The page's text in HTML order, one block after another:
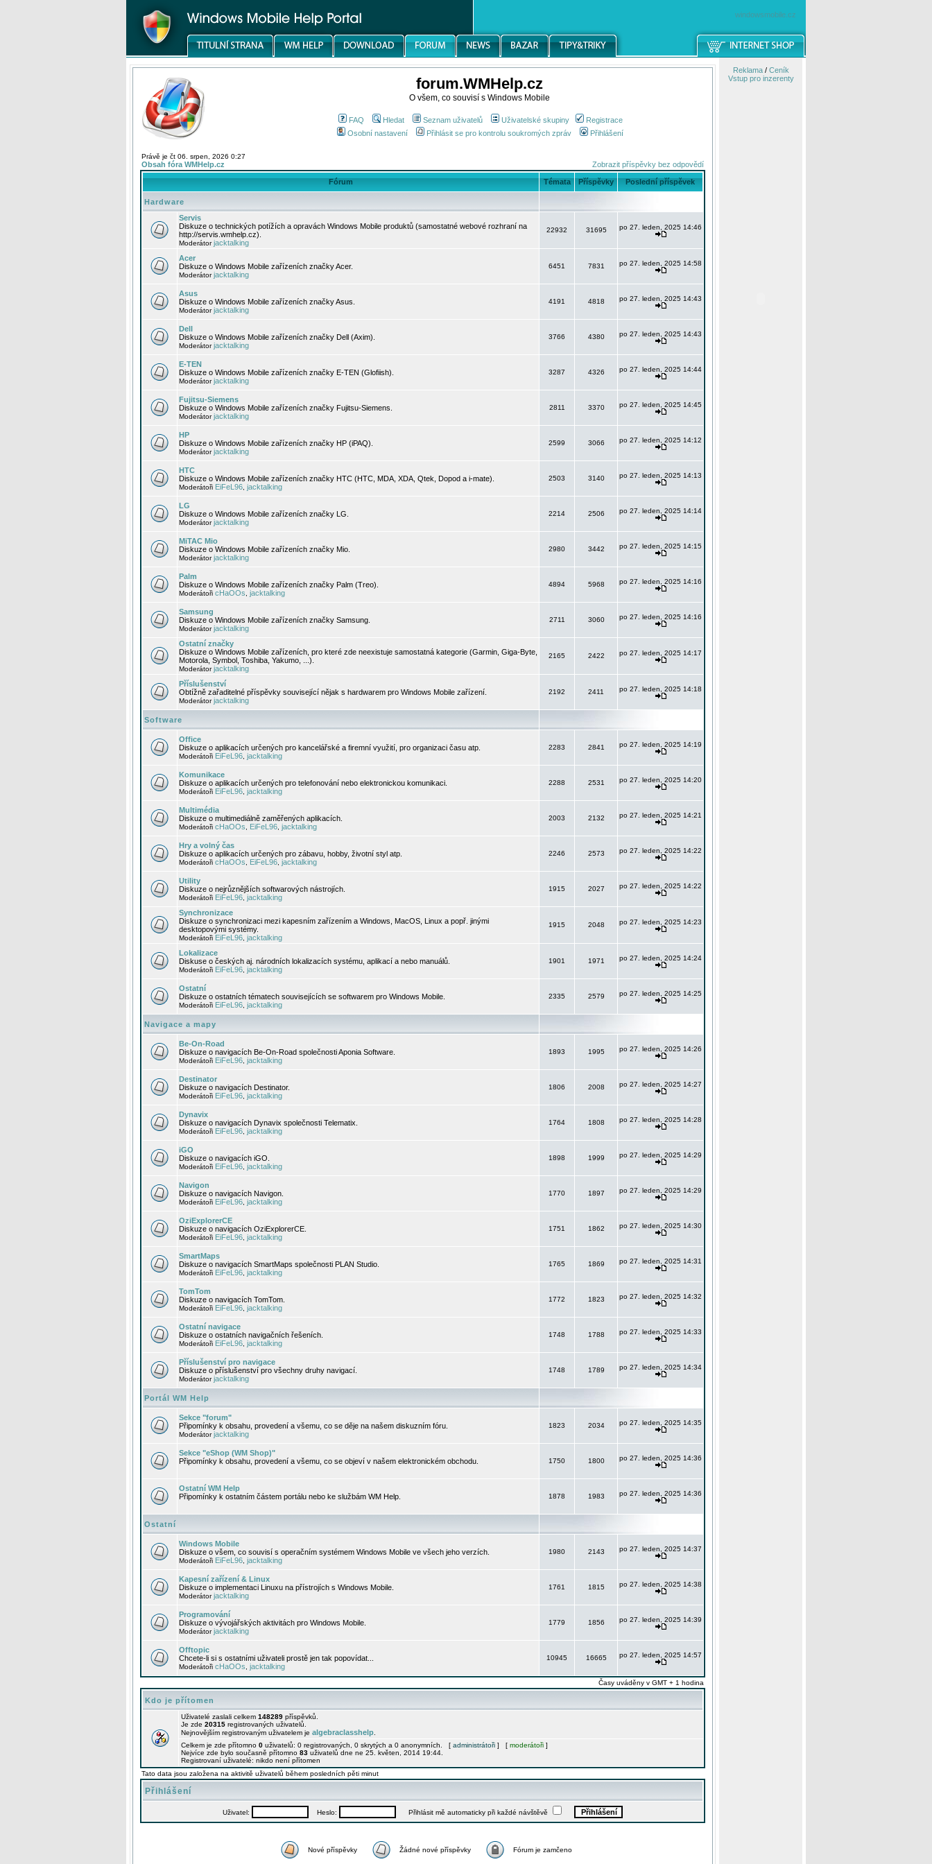
windowsmobile.cz
forum.WMHelp.cz
O všem, co souvisí s Windows Mobile
FAQ Hledat Seznam uživatelů Uživatelské skupiny
Registrace
Osobní nastavení
Přihlásit se pro kontrolu soukromých zpráv Přihlášení
Právě je čt 06. srpen, 2026 0:27
Obsah fóra WMHelp.cz Zobrazit příspěvky bez odpovědí
Fórum Témata Příspěvky Poslední příspěvek
Hardware
Servis
Diskuze o technických potížích a opravách Windows Mobile produktů (samostatné webové rozhraní na
http://servis.wmhelp.cz).
Moderátorjacktalking
22932 31695 po 27. leden, 2025 14:46
Acer
Diskuze o Windows Mobile zařízeních značky Acer.
Moderátorjacktalking
6451 7831 po 27. leden, 2025 14:58
Asus
Diskuze o Windows Mobile zařízeních značky Asus.
Moderátorjacktalking
4191 4818 po 27. leden, 2025 14:43
Dell
Diskuze o Windows Mobile zařízeních značky Dell (Axim).
Moderátorjacktalking
3766 4380 po 27. leden, 2025 14:43
E-TEN
Diskuze o Windows Mobile zařízeních značky E-TEN (Glofiish).
Moderátorjacktalking
3287 4326 po 27. leden, 2025 14:44
Fujitsu-Siemens
Diskuze o Windows Mobile zařízeních značky Fujitsu-Siemens.
Moderátorjacktalking
2811 3370 po 27. leden, 2025 14:45
HP
Diskuze o Windows Mobile zařízeních značky HP (iPAQ).
Moderátorjacktalking
2599 3066 po 27. leden, 2025 14:12
HTC
Diskuze o Windows Mobile zařízeních značky HTC (HTC, MDA, XDA, Qtek, Dopod a i-mate).
Moderátoři EiFeL96 jacktalking
2503 3140 po 27. leden, 2025 14:13
LG
Diskuze o Windows Mobile zařízeních značky LG.
Moderátorjacktalking
2214 2506 po 27. leden, 2025 14:14
MiTAC Mio
Diskuze o Windows Mobile zařízeních značky Mio.
Moderátorjacktalking
2980 3442 po 27. leden, 2025 14:15
Palm
Diskuze o Windows Mobile zařízeních značky Palm (Treo).
Moderátoři cHaOOs jacktalking
4894 5968 po 27. leden, 2025 14:16
Samsung
Diskuze o Windows Mobile zařízeních značky Samsung.
Moderátorjacktalking
2711 3060 po 27. leden, 2025 14:16
Ostatní značky
Diskuze o Windows Mobile zařízeních, pro které zde neexistuje samostatná kategorie (Garmin, Giga-Byte,
Motorola, Symbol, Toshiba, Yakumo, ...).
Moderátorjacktalking
2165 2422 po 27. leden, 2025 14:17
Příslušenství
Obtížně zařaditelné příspěvky související nějak s hardwarem pro Windows Mobile zařízení.
Moderátorjacktalking
2192 2411 po 27. leden, 2025 14:18
Software
Office
Diskuze o aplikacích určených pro kancelářské a firemní využití, pro organizaci času atp.
Moderátoři EiFeL96 jacktalking
2283 2841 po 27. leden, 2025 14:19
Komunikace
Diskuze o aplikacích určených pro telefonování nebo elektronickou komunikaci.
Moderátoři EiFeL96 jacktalking
2288 2531 po 27. leden, 2025 14:20
Multimédia
Diskuze o multimediálně zaměřených aplikacích.
Moderátoři cHaOOs EiFeL96 jacktalking
2003 2132 po 27. leden, 2025 14:21
Hry a volný čas
Diskuze o aplikacích určených pro zábavu, hobby, životní styl atp.
Moderátoři cHaOOs EiFeL96 jacktalking
2246 2573 po 27. leden, 2025 14:22
Utility
Diskuze o nejrůznějších softwarových nástrojích.
Moderátoři EiFeL96 jacktalking
1915 2027 po 27. leden, 2025 14:22
Synchronizace
Diskuze o synchronizaci mezi kapesním zařízením a Windows, MacOS, Linux a popř. jinými
desktopovými systémy.
Moderátoři EiFeL96 jacktalking
1915 2048 po 27. leden, 2025 14:23
Lokalizace
Diskuse o českých aj. národních lokalizacích systému, aplikací a nebo manuálů.
Moderátoři EiFeL96 jacktalking
1901 1971 po 27. leden, 2025 14:24
Ostatní
Diskuze o ostatních tématech souvisejících se softwarem pro Windows Mobile.
Moderátoři EiFeL96 jacktalking
2335 2579 po 27. leden, 2025 14:25
Navigace a mapy
Be-On-Road
Diskuze o navigacích Be-On-Road společnosti Aponia Software.
Moderátoři EiFeL96 jacktalking
1893 1995 po 27. leden, 2025 14:26
Destinator
Diskuze o navigacích Destinator.
Moderátoři EiFeL96 jacktalking
1806 2008 po 27. leden, 2025 14:27
Dynavix
Diskuze o navigacích Dynavix společnosti Telematix.
Moderátoři EiFeL96 jacktalking
1764 1808 po 27. leden, 2025 14:28
iGO
Diskuze o navigacích iGO.
Moderátoři EiFeL96 jacktalking
1898 1999 po 27. leden, 2025 14:29
Navigon
Diskuze o navigacích Navigon.
Moderátoři EiFeL96 jacktalking
1770 1897 po 27. leden, 2025 14:29
OziExplorerCE
Diskuze o navigacích OziExplorerCE.
Moderátoři EiFeL96 jacktalking
1751 1862 po 27. leden, 2025 14:30
SmartMaps
Diskuze o navigacích SmartMaps společnosti PLAN Studio.
Moderátoři EiFeL96 jacktalking
1765 1869 po 27. leden, 2025 14:31
TomTom
Diskuze o navigacích TomTom.
Moderátoři EiFeL96 jacktalking
1772 1823 po 27. leden, 2025 14:32
Ostatní navigace
Diskuze o ostatních navigačních řešeních.
Moderátoři EiFeL96 jacktalking
1748 1788 po 27. leden, 2025 14:33
Příslušenství pro navigace
Diskuze o příslušenství pro všechny druhy navigací.
Moderátorjacktalking
1748 1789 po 27. leden, 2025 14:34
Portál WM Help
Sekce "forum"
Připomínky k obsahu, provedení a všemu, co se děje na našem diskuzním fóru.
Moderátorjacktalking
1823 2034 po 27. leden, 2025 14:35
Sekce "eShop (WM Shop)"
Připomínky k obsahu, provedení a všemu, co se objeví v našem elektronickém obchodu.
1750 1800 po 27. leden, 2025 14:36
Ostatní WM Help
Připomínky k ostatním částem portálu nebo ke službám WM Help.
1878 1983 po 27. leden, 2025 14:36
Ostatní
Windows Mobile
Diskuze o všem, co souvisí s operačním systémem Windows Mobile ve všech jeho verzích.
Moderátoři EiFeL96 jacktalking
1980 2143 po 27. leden, 2025 14:37
Kapesní zařízení & Linux
Diskuze o implementaci Linuxu na přístrojích s Windows Mobile.
Moderátorjacktalking
1761 1815 po 27. leden, 2025 14:38
Programování
Diskuze o vývojářských aktivitách pro Windows Mobile.
Moderátorjacktalking
1779 1856 po 27. leden, 2025 14:39
Offtopic
Chcete-li si s ostatními uživateli prostě jen tak popovídat...
Moderátoři cHaOOs jacktalking
10945 16665 po 27. leden, 2025 14:57
Časy uváděny v GMT + 1 hodina
Kdo je přítomen
Uživatelé zaslali celkem 148289 příspěvků.
Je zde 20315 registrovaných uživatelů.
Nejnovějším registrovaným uživatelem je algebraclasshelp
Celkem je zde přítomno 0 uživatelů: 0 registrovaných, 0 skrytých a 0 anonymních. [ administrátoři ] [ moderátoři ]
Nejvíce zde bylo současně přítomno 83 uživatelů dne ne 25. květen, 2014 19:44.
Registrovaní uživatelé: nikdo není přítomen
Tato data jsou založena na aktivitě uživatelů během posledních pěti minut
Přihlášení
Uživatel: Heslo: Přihlásit mě automaticky při každé návštěvě
Nové příspěvky Žádné nové příspěvky Fórum je zamčeno
Reklama/ Ceník
Vstup pro inzerenty